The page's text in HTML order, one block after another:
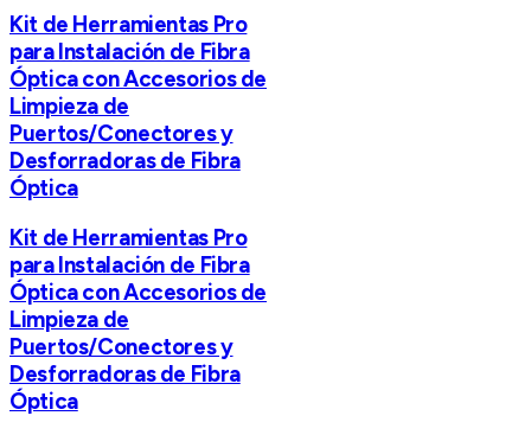
Kit de Herramientas Pro
para Instalación de Fibra
Óptica con Accesorios de
Limpieza de
Puertos/Conectores y
Desforradoras de Fibra
Óptica
Kit de Herramientas Pro
para Instalación de Fibra
Óptica con Accesorios de
Limpieza de
Puertos/Conectores y
Desforradoras de Fibra
Óptica